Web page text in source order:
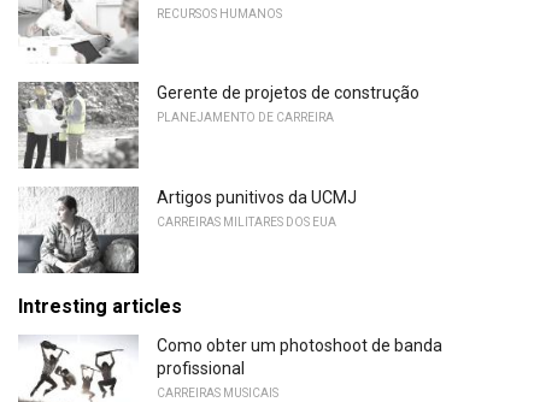
RECURSOS HUMANOS
Gerente de projetos de construção
PLANEJAMENTO DE CARREIRA
Artigos punitivos da UCMJ
CARREIRAS MILITARES DOS EUA
Intresting articles
Como obter um photoshoot de banda
profissional
CARREIRAS MUSICAIS